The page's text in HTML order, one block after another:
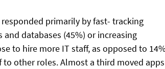
primarily by fast- tracking
databases (45%) or increasing
to hire more IT staff, as opposed to
other roles. Almost a third moved apps